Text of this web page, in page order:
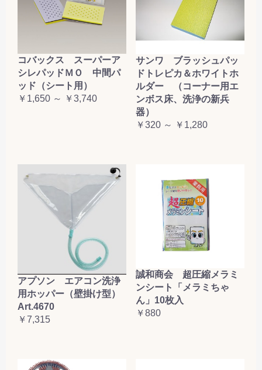
コバックス スーパーア
シレパッドＭＯ 中間パ
ッド（シート用）
￥1,650 ～ ￥3,740
サンワ ブラッシュパッ
ドトレピカ＆ホワイトホ
ルダー （コーナー用エ
ンボス床、洗浄の新兵
器）
￥320 ～ ￥1,280
アプソン エアコン洗浄
用ホッパー（壁掛け型）
Art.4670
￥7,315
誠和商会 超圧縮メラミ
ンシート「メラミちゃ
ん」10枚入
￥880